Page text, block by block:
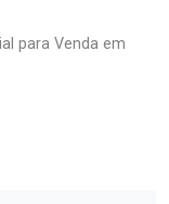
para Venda em